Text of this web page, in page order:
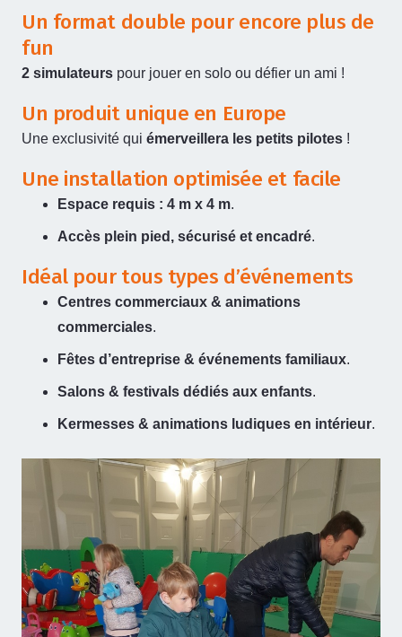
Un format double pour encore plus de
fun
2 simulateurs pour jouer en solo ou défier un ami !
Un produit unique en Europe
Une exclusivité qui émerveillera les petits pilotes !
Une installation optimisée et facile
Espace requis : 4 m x 4 m.
Accès plein pied, sécurisé et encadré.
Idéal pour tous types d’événements
Centres commerciaux & animations
commerciales.
Fêtes d’entreprise & événements familiaux.
Salons & festivals dédiés aux enfants.
Kermesses & animations ludiques en intérieur.